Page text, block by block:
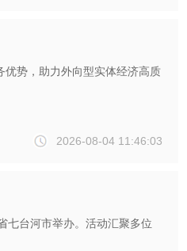
优势，助力外向型实体经济高质
2026-08-04 11:46:03
七台河市举办。活动汇聚多位